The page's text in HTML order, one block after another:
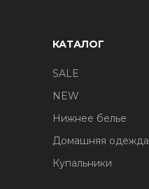
КАТАЛОГ
SALE
NEW
Нижнее белье
Домашняя одежда
Купальники